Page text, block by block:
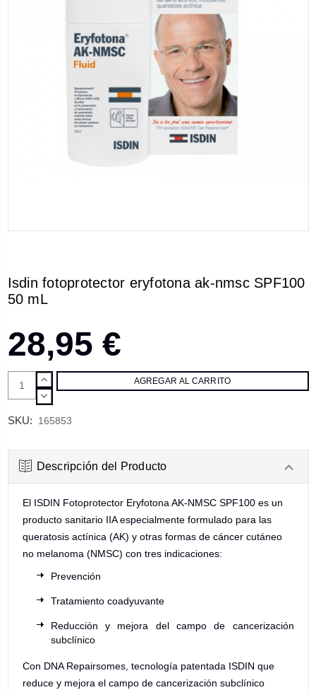
Isdin fotoprotector eryfotona ak-nmsc SPF100
50 mL
28,95 €
AUMENTAR
CANTIDAD:
DISMINUIR
SKU: 165853
Descripción del Producto
El ISDIN Fotoprotector Eryfotona AK-NMSC SPF100 es un
producto sanitario IIA especialmente formulado para las
queratosis actínica (AK) y otras formas de cáncer cutáneo
no melanoma (NMSC) con tres indicaciones:
Prevención
Tratamiento coadyuvante
Reducción y mejora del campo de cancerización
subclínico
Con DNA Repairsomes, tecnología patentada ISDIN que
reduce y mejora el campo de cancerización subclínico